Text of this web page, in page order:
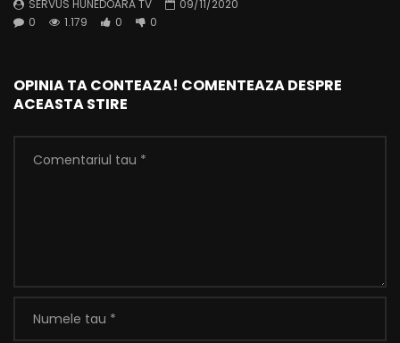
SERVUS HUNEDOARA TV
09/11/2020
0
1.179 0 0
OPINIA TA CONTEAZA! COMENTEAZA DESPRE
ACEASTA STIRE